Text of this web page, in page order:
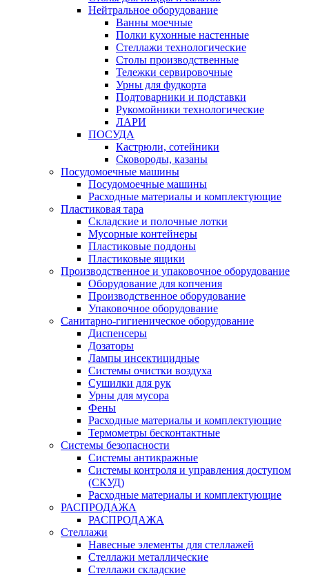
Нейтральное оборудование
Ванны моечные
Полки кухонные настенные
Стеллажи технологические
Столы производственные
Тележки сервировочные
Урны для фудкорта
Подтоварники и подставки
Рукомойники технологические
ЛАРИ
ПОСУДА
Кастрюли, сотейники
Сковороды, казаны
Посудомоечные машины
Посудомоечные машины
Расходные материалы и комплектующие
Пластиковая тара
Складские и полочные лотки
Мусорные контейнеры
Пластиковые поддоны
Пластиковые ящики
Производственное и упаковочное оборудование
Оборудование для копчения
Производственное оборудование
Упаковочное оборудование
Санитарно-гигиеническое оборудование
Диспенсеры
Дозаторы
Лампы инсектицидные
Системы очистки воздуха
Сушилки для рук
Урны для мусора
Фены
Расходные материалы и комплектующие
Термометры бесконтактные
Системы безопасности
Системы антикражные
Системы контроля и управления доступом
(СКУД)
Расходные материалы и комплектующие
РАСПРОДАЖА
РАСПРОДАЖА
Стеллажи
Навесные элементы для стеллажей
Стеллажи металлические
Стеллажи складские